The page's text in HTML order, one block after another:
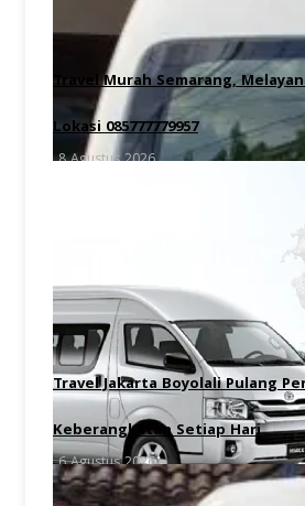
Travel Murah Semarang,
Lokasi 085777779957
8 Agustus 2026
Travel Jakarta Boyolali Pulang
Keberangkatan Setiap Hari
6 Agustus 2026